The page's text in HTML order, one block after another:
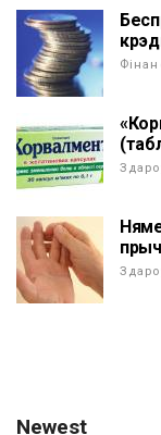
Newest